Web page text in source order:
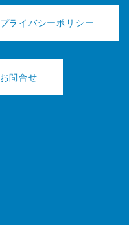
プライバシーポリシー
お問合せ